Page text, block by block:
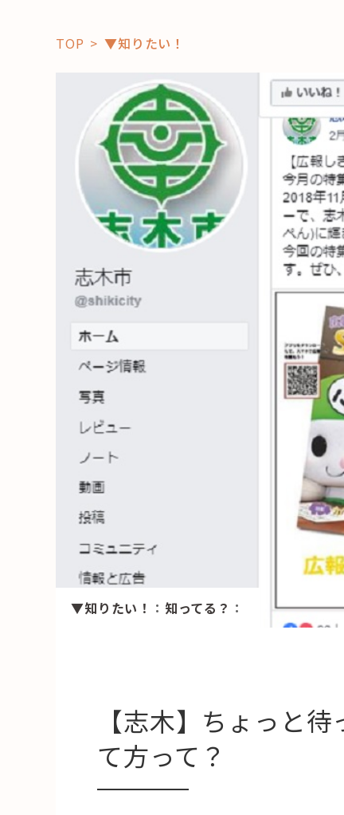
「コト」
子育て
暮らし
おすすめ
スポット
学び・
「場」
HAREL
活用事
リノ
「ひと」
コーディネーター紹介
TOP ▼知りたい！
▼知りたい！ ： 知ってる？ ：
【志木】ちょっと
て方って？